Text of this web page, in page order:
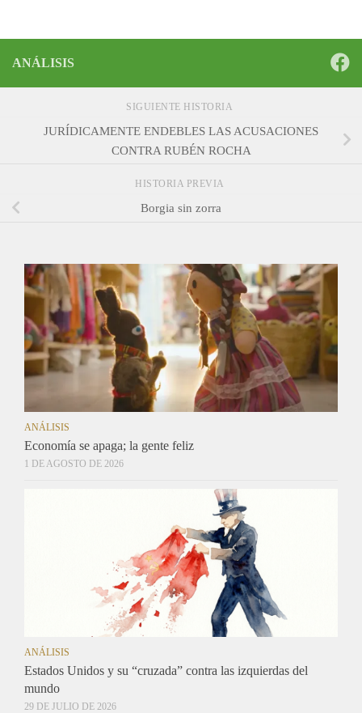
ANÁLISIS
SIGUIENTE HISTORIA
JURÍDICAMENTE ENDEBLES LAS ACUSACIONES
CONTRA RUBÉN ROCHA
HISTORIA PREVIA
Borgia sin zorra
ANÁLISIS
Economía se apaga; la gente feliz
1 DE AGOSTO DE 2026
ANÁLISIS
Estados Unidos y su “cruzada” contra las izquierdas del
mundo
29 DE JULIO DE 2026